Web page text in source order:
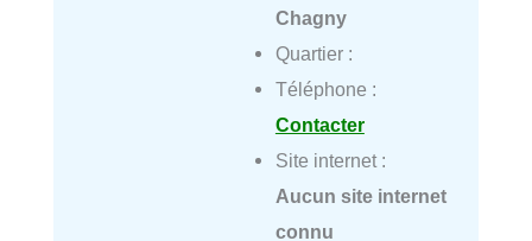
Chagny
Quartier :
Téléphone :
Contacter
Site internet :
Aucun site internet
connu